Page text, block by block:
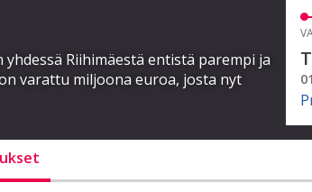
Riihimäestä entistä parempi ja
varattu miljoona euroa, josta nyt